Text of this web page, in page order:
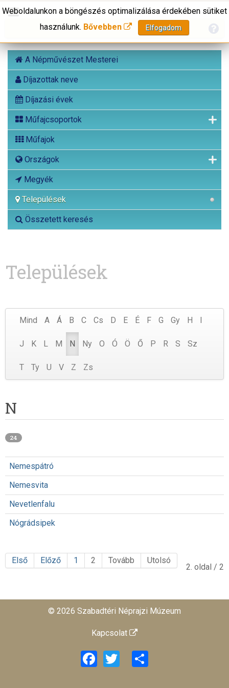
A Népművészet Mesterei
Díjazottak neve
Díjazási évek
Műfajcsoportok
Műfajok
Országok
Megyék
Települések
Összetett keresés
Weboldalunkon a böngészés optimalizálása érdekében sütiket
használunk. Bővebben Elfogadom
Települések
Mind A Á B C Cs D E É F G Gy H
J K L M N Ny O Ó Ö Ő P R S Sz
T Ty U V Z Zs
N
24
Nemespátró
Nemesvita
Nevetlenfalu
Nógrádsipek
2. oldal / 2
Első Előző 1 2 Tovább Utolsó
© 2026 Szabadtéri Néprajzi Múzeum
Kapcsolat
Facebook
Twitter